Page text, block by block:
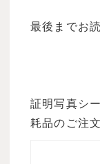
最後までお
証明写真シ
耗品のご注